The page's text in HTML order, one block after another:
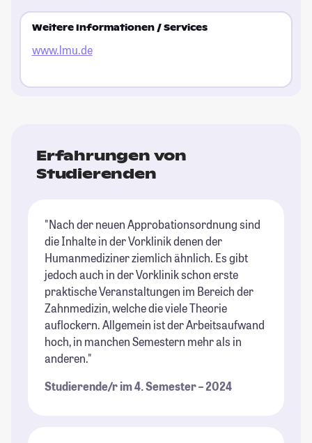
Weitere Informationen / Services
www.lmu.de
Erfahrungen von
Studierenden
"Nach der neuen Approbationsordnung sind
die Inhalte in der Vorklinik denen der
Humanmediziner ziemlich ähnlich. Es gibt
jedoch auch in der Vorklinik schon erste
praktische Veranstaltungen im Bereich der
Zahnmedizin, welche die viele Theorie
auflockern. Allgemein ist der Arbeitsaufwand
hoch, in manchen Semestern mehr als in
anderen."
Studierende/r im 4. Semester – 2024